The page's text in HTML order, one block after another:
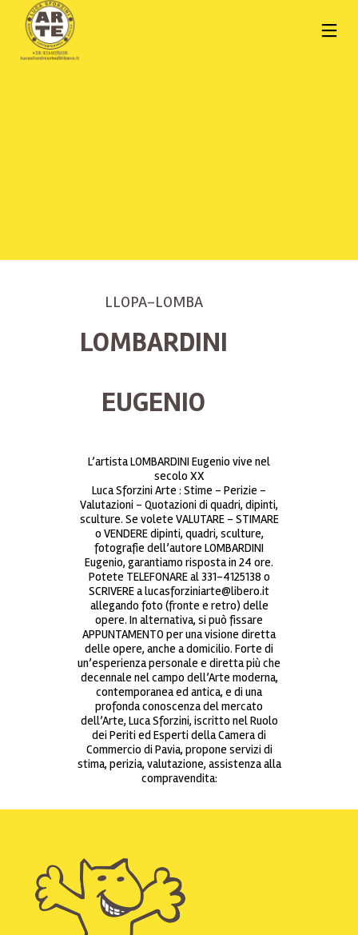
LLOPA-LOMBA
LOMBARDINI
EUGENIO
L’artista LOMBARDINI Eugenio vive nel
secolo XX
Luca Sforzini Arte : Stime – Perizie –
Valutazioni – Quotazioni di quadri, dipinti,
sculture. Se volete VALUTARE – STIMARE
o VENDERE dipinti, quadri, sculture,
fotografie dell’autore LOMBARDINI
Eugenio, garantiamo risposta in 24 ore.
Potete TELEFONARE al 331-4125138 o
SCRIVERE a lucasforziniarte@libero.it
allegando foto (fronte e retro) delle
opere. In alternativa, si può fissare
APPUNTAMENTO per una visione diretta
delle opere, anche a domicilio. Forte di
un’esperienza personale e diretta più che
decennale nel campo dell’Arte moderna,
contemporanea ed antica, e di una
profonda conoscenza del mercato
dell’Arte, Luca Sforzini, iscritto nel Ruolo
dei Periti ed Esperti della Camera di
Commercio di Pavia, propone servizi di
stima, perizia, valutazione, assistenza alla
compravendita: